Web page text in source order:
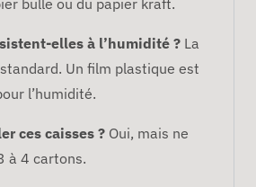
elles à l’humidité ? La
Un film plastique est
l’humidité.
ces caisses ? Oui, mais ne
à 4 cartons.